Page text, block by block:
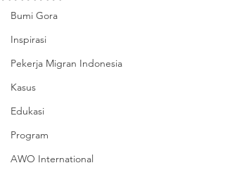
Bumi Gora
Inspirasi
Pekerja Migran Indonesia
Kasus
Edukasi
Program
AWO International